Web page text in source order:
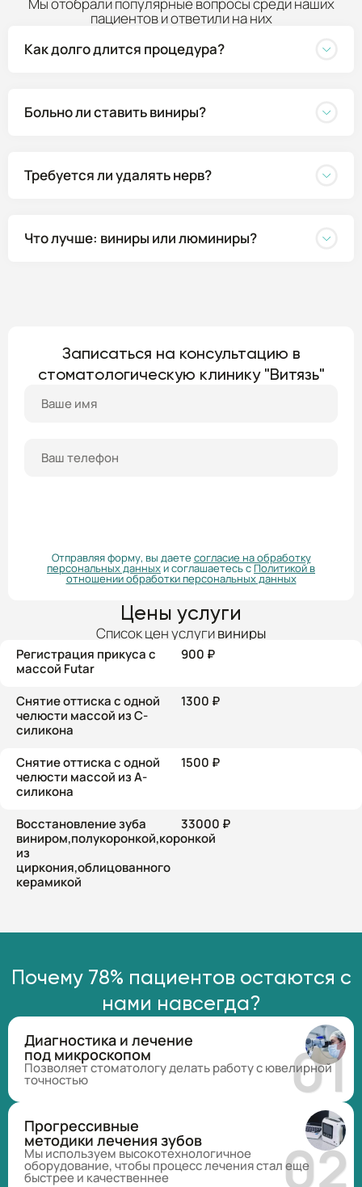
пациентов и ответили на них
Как долго длится процедура?
Больно ли ставить виниры?
Требуется ли удалять нерв?
Что лучше: виниры или люминиры?
Записаться на консультацию в
стоматологическую клинику "Витязь"
Отправляя форму, вы даете согласие на обработку
персональных данныхи соглашаетесь сПолитикой в
отношении обработки персональных данных
Цены услуги
Список цен услугивиниры
Регистрация прикуса с
массой Futar
900 ₽
Снятие оттиска с одной
челюсти массой из С-
силикона
1300 ₽
Снятие оттиска с одной
челюсти массой из А-
силикона
1500 ₽
Восстановление зуба
виниром,полукоронкой,коронкой
из
циркония,облицованного
керамикой
33000 ₽
Почему 78% пациентов остаются с
нами навсегда?
Диагностика и лечение
под микроскопом
Позволяет стоматологу делать работу с ювелирной
точностью
Прогрессивные
методики лечения зубов
Мы используем высокотехнологичное
оборудование, чтобы процесс лечения стал еще
быстрее и качественнее